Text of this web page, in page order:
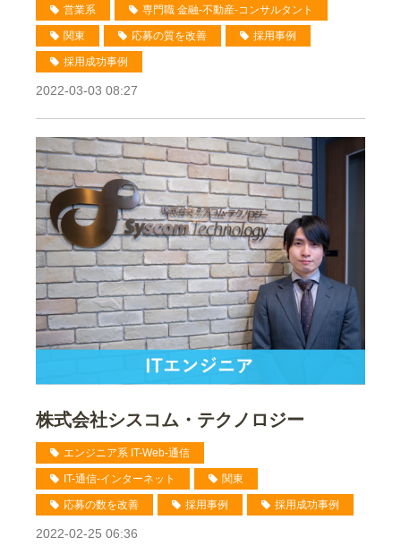
営業系 専門職 金融-不動産-コンサルタント
関東 応募の質を改善 採用事例
採用成功事例
2022-03-03 08:27
株式会社シスコム・テクノロジー
エンジニア系 IT-Web-通信
IT-通信-インターネット 関東
応募の数を改善 採用事例 採用成功事例
2022-02-25 06:36